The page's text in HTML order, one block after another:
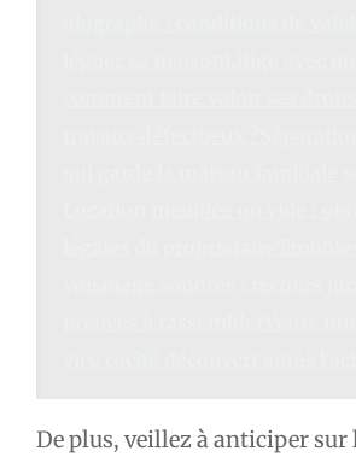
De plus, veillez à anticiper sur